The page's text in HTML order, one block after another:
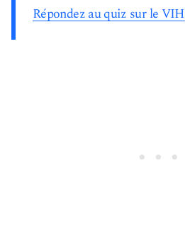
Répondez au quiz sur le VIH